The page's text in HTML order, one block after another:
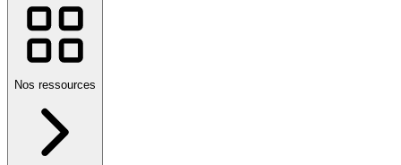
Nos ressources